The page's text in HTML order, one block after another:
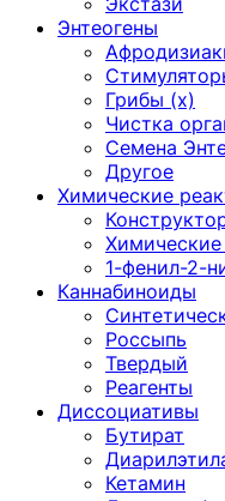
Энтеогены
Грибы (х)
Чистка
Семена
Другое
Химические
1-фенил-2-
Каннабиноиды
Россыпь
Твердый
Реагенты
Диссоциативы
Бутират
Кетамин